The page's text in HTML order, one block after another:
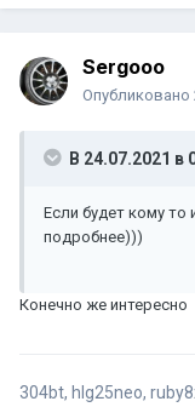
Sergooo
Опубликовано
В 24.07.2021 в
Если будет кому то
подробнее)))
Конечно же интересно
304bt, hlg25neo,